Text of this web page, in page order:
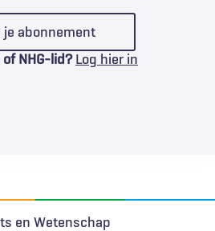
je abonnement
NHG-lid? Log hier in
en Wetenschap